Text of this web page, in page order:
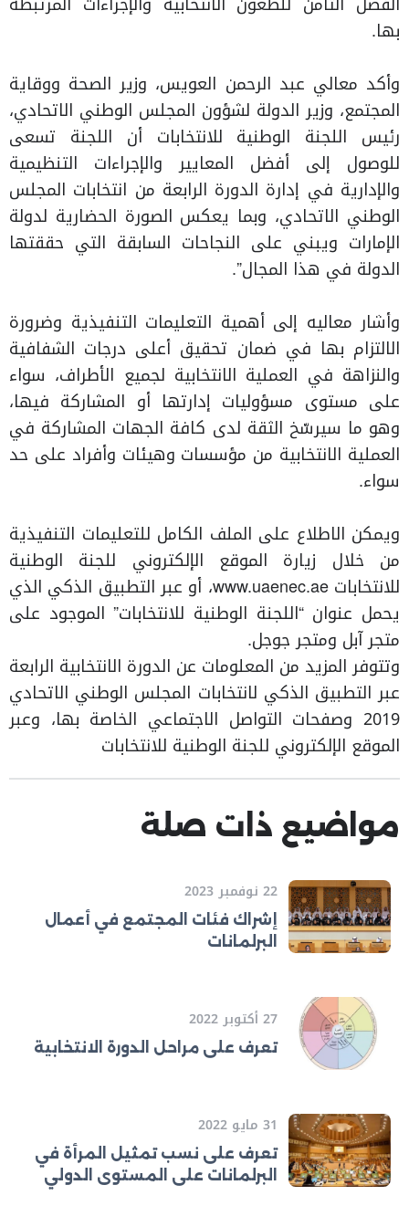
بها.
وأكد معالي عبد الرحمن العويس، وزير الصحة ووقاية
المجتمع، وزير الدولة لشؤون المجلس الوطني الاتحادي،
رئيس اللجنة الوطنية للانتخابات أن اللجنة تسعى
للوصول إلى أفضل المعايير والإجراءات التنظيمية
والإدارية في إدارة الدورة الرابعة من انتخابات المجلس
الوطني الاتحادي، وبما يعكس الصورة الحضارية لدولة
الإمارات ويبني على النجاحات السابقة التي حققتها
الدولة في هذا المجال”.
وأشار معاليه إلى أهمية التعليمات التنفيذية وضرورة
الالتزام بها في ضمان تحقيق أعلى درجات الشفافية
والنزاهة في العملية الانتخابية لجميع الأطراف، سواء
على مستوى مسؤوليات إدارتها أو المشاركة فيها،
وهو ما سيرسّخ الثقة لدى كافة الجهات المشاركة في
العملية الانتخابية من مؤسسات وهيئات وأفراد على حد
سواء.
ويمكن الاطلاع على الملف الكامل للتعليمات التنفيذية
من خلال زيارة الموقع الإلكتروني للجنة الوطنية
للانتخابات www.uaenec.ae، أو عبر التطبيق الذكي الذي
يحمل عنوان “اللجنة الوطنية للانتخابات” الموجود على
متجر آبل ومتجر جوجل.
وتتوفر المزيد من المعلومات عن الدورة الانتخابية الرابعة
عبر التطبيق الذكي لانتخابات المجلس الوطني الاتحادي
2019 وصفحات التواصل الاجتماعي الخاصة بها، وعبر
الموقع الإلكتروني للجنة الوطنية للانتخابات
مواضيع ذات صلة
22 نوفمبر 2023
إشراك فئات المجتمع في أعمال
البرلمانات
27 أكتوبر 2022
تعرف على مراحل الدورة الانتخابية
31 مايو 2022
تعرف على نسب تمثيل المرأة في
البرلمانات على المستوى الدولي